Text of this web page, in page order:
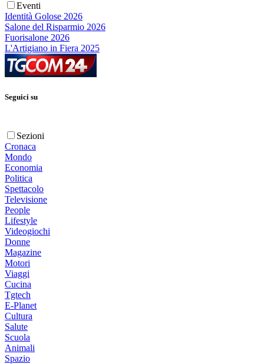
Eventi
Identità Golose 2026
Salone del Risparmio 2026
Fuorisalone 2026
L'Artigiano in Fiera 2025
Seguici su
Sezioni
Cronaca
Mondo
Economia
Politica
Spettacolo
Televisione
People
Lifestyle
Videogiochi
Donne
Magazine
Motori
Viaggi
Cucina
Tgtech
E-Planet
Cultura
Salute
Scuola
Animali
Spazio